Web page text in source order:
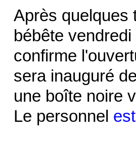
Après quelques
bébête
confirme
sera inauguré
une boîte noire
Le personnel